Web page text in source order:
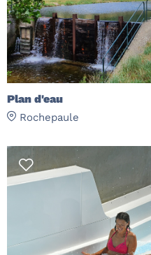
Plan d'eau
Rochepaule